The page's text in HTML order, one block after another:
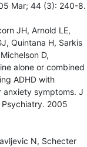
Mar; 44 (3): 240-8.
JH, Arnold LE,
Quintana H, Sarkis
D,
alone or combined
ADHD with
anxiety symptoms. J
2005
N, Schecter